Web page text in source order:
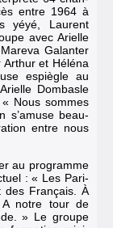
entre 1964 à
yéyé, Laurent
avec Arielle
Galan­ter
Arthur et Héléna
espiègle au
Dombasle
Nous sommes
s’amuse beau­
entre nous
au programme
: « Les Pari­
des Français. À
A notre tour de
» Le groupe